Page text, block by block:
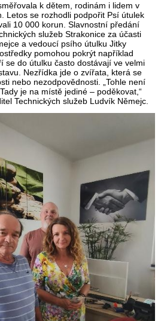
k dětem, rodinám i lidem v
Letos se rozhodli podpořit Psí útulek
10 000 korun. Slavnostní předání
služeb Strakonice za účasti
a vedoucí psího útulku Jitky
pomohou pokrýt například
se do útulku často dostávají ve velmi
Nezřídka jde o zvířata, která se
nebo nezodpovědnosti. „Tohle není
je na místě jediné – poděkovat,“
Technických služeb Ludvík Němejc.